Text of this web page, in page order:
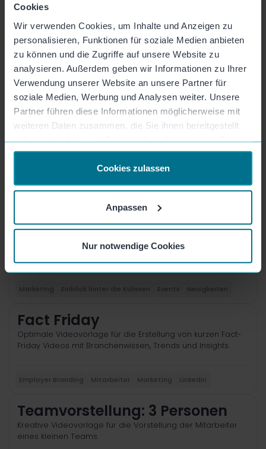
Cookies
Wir verwenden Cookies, um Inhalte und Anzeigen zu
personalisieren, Funktionen für soziale Medien anbieten
zu können und die Zugriffe auf unsere Website zu
analysieren. Außerdem geben wir Informationen zu Ihrer
Verwendung unserer Website an unsere Partner für
soziale Medien, Werbung und Analysen weiter. Unsere
Partner führen diese Informationen möglicherweise mit
weiteren Daten zusammen, die Sie ihnen bereitgestellt
haben oder die sie im Rahmen Ihrer Nutzung der Dienste
gesammelt haben.
Cookies zulassen
Anpassen
Nur notwendige Cookies
Einfache Videovorlage, um ein kurzes Statement zum Stand
Bestätigungs-E-Mail einzubinden.
Recruiting
Speed Dating mit dem Team –
5 Fragen in 60 Sekunden
Kreative Teamvorstellung: Mit der Speed-Dating Vorlage
können Kolleg:innen sympathisch und nahbar vorgestellt
Event-Update
Videovorlage für die Eventkommunikation während der
Marketing Einblick hinter die Kulissen Events Neuigkeiten
Fact Friday
Optimale Videovorlage für die Erstellung von kurzen Fact-
Friday Videos mit Branchenwissen, Trends und Insights.
Employer Branding Mitarbeiter Marketing LinkedIn
Teamvorstellung: 3 Personen
Kreative Videovorlage für die Vorstellung der Mitarbeiter
eines kleinen Teams.